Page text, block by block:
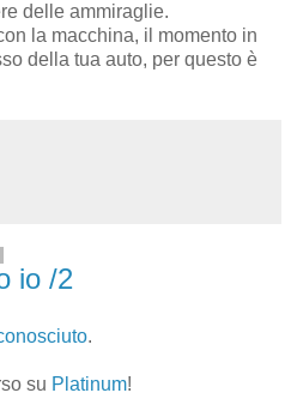
delle ammiraglie.
la macchina, il momento in
della tua auto, per questo è
io /2
.
su Platinum!